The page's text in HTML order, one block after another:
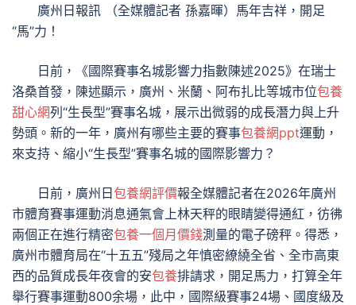
廣州日報訊 （全媒體記者 孫嘉暉）馬年吉祥，開足
“馬”力！
日前，《國際賽事名城影響力指數陳述2025》在瑞士
洛桑首發，陳述顯示，廣州、米蘭、阿布扎比等城市位包養
甜心網列“生長型”賽事名城，展示出微弱的成長潛力與上升
勢頭。新的一年，廣州有哪些主要的賽事包養網ppt運動，
來支持、縮小“生長型”賽事名城的國際影響力？
日前，廣州日 包養網評價報全媒體記者在2026年廣州
市體育賽事運動消息通氣會上林天秤的眼睛變得通紅，彷彿
兩個正在進行精密包養一個月價錢測量的電子磅秤。得悉，
廣州市體育局在“十五五”殘局之年慎密繚繞全省、全市高東
西的品質成長年夜會的安包養排請求，開足馬力，打算全年
舉行賽事運動800余場，此中，國際級賽事24場、國度級及